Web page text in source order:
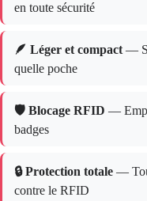
en toute sécurité
🪶 Léger et compact—
quelle poche
🛡️ Blocage RFID —
badges
🔒 Protection totale —
contre le RFID